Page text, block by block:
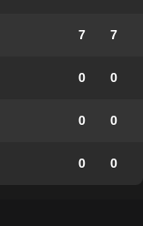
7 7
0 0
0 0
0 0